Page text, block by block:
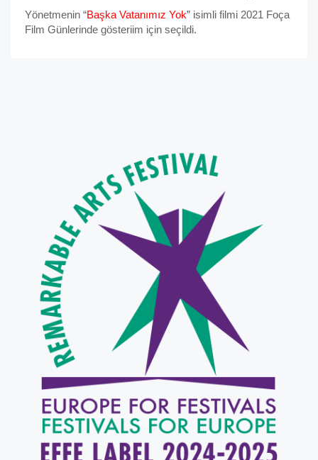
Yönetmenin “Başka Vatanımız Yok” isimli filmi 2021 Foça
Film Günlerinde gösteriim için seçildi.